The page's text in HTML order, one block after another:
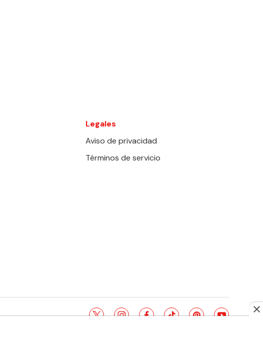
Legales
Aviso de privacidad
Términos de servicio
twitterinstagramfacebooktiktokpinterestyoutube